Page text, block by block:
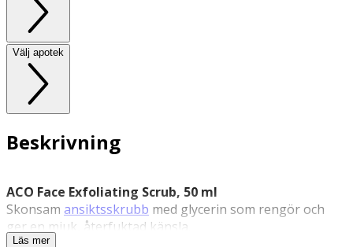
Välj apotek
Beskrivning
ACO Face Exfoliating Scrub, 50 ml
Skonsam ansiktsskrubb med glycerin som rengör och
ger en mjuk, återfuktad känsla.
Läs mer